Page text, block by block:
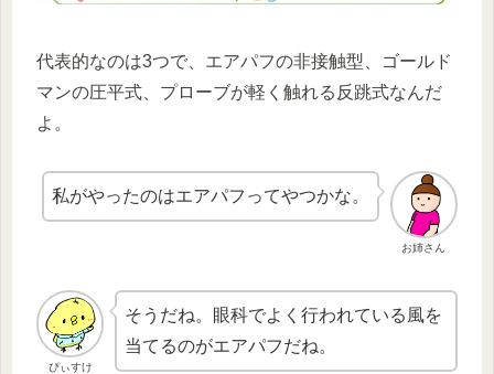
代表的なのは3つで、エアパフの非接触型、ゴールド
マンの圧平式、プローブが軽く触れる反跳式なんだ
よ。
お姉さん
私がやったのはエアパフってやつかな。
ぴぃすけ
そうだね。眼科でよく行われている風を
当てるのがエアパフだね。